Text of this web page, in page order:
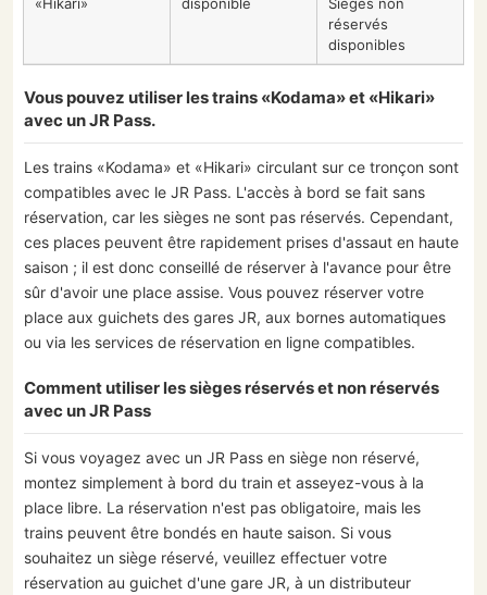
réservés
disponibles
Vous pouvez utiliser les trains «Kodama» et «Hikari»
avec un JR Pass.
Les trains «Kodama» et «Hikari» circulant sur ce tronçon sont
compatibles avec le JR Pass. L'accès à bord se fait sans
réservation, car les sièges ne sont pas réservés. Cependant,
ces places peuvent être rapidement prises d'assaut en haute
saison ; il est donc conseillé de réserver à l'avance pour être
sûr d'avoir une place assise. Vous pouvez réserver votre
place aux guichets des gares JR, aux bornes automatiques
ou via les services de réservation en ligne compatibles.
Comment utiliser les sièges réservés et non réservés
avec un JR Pass
Si vous voyagez avec un JR Pass en siège non réservé,
montez simplement à bord du train et asseyez-vous à la
place libre. La réservation n'est pas obligatoire, mais les
trains peuvent être bondés en haute saison. Si vous
souhaitez un siège réservé, veuillez effectuer votre
réservation au guichet d'une gare JR, à un distributeur